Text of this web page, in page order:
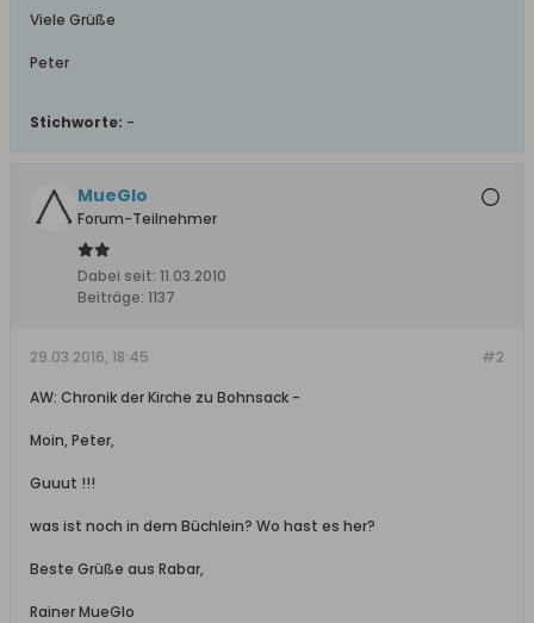
Viele Grüße
Peter
Stichworte: -
MueGlo
Forum-Teilnehmer
Dabei seit: 11.03.2010
Beiträge: 1137
#2
29.03.2016, 18:45
AW: Chronik der Kirche zu Bohnsack -
Moin, Peter,
Guuut !!!
was ist noch in dem Büchlein? Wo hast es her?
Beste Grüße aus Rabar,
Rainer MueGlo